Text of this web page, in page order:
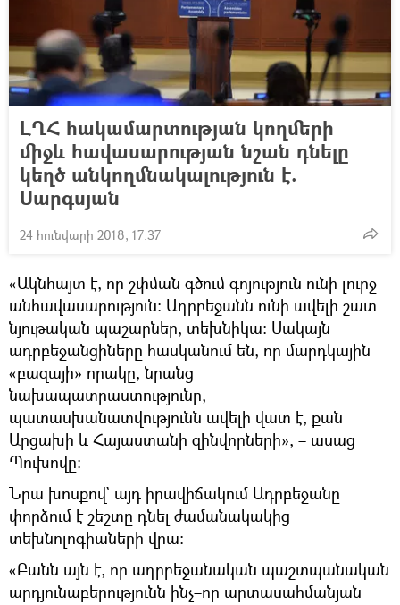
ԼՂՀ հակամարտության կողմերի
միջև հավասարության նշան դնելը
կեղծ անկողմնակալություն է.
Սարգսյան
24 հունվարի 2018, 17:37
«Ակնհայտ է, որ շփման գծում գոյություն ունի լուրջ
անհավասարություն։ Ադրբեջանն ունի ավելի շատ
նյութական պաշարներ, տեխնիկա։ Սակայն
ադրբեջանցիները հասկանում են, որ մարդկային
«բազայի» որակը, նրանց
նախապատրաստությունը,
պատասխանատվությունն ավելի վատ է, քան
Արցախի և Հայաստանի զինվորների», – ասաց
Պուխովը։
Նրա խոսքով` այդ իրավիճակում Ադրբեջանը
փորձում է շեշտը դնել ժամանակակից
տեխնոլոգիաների վրա։
«Բանն այն է, որ ադրբեջանական պաշտպանական
արդյունաբերությունն ինչ–որ արտասահմանյան